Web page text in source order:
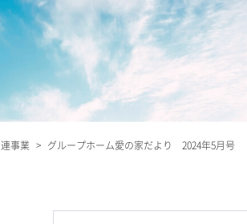
事業 > グループホーム愛の家だより 2024年5月号